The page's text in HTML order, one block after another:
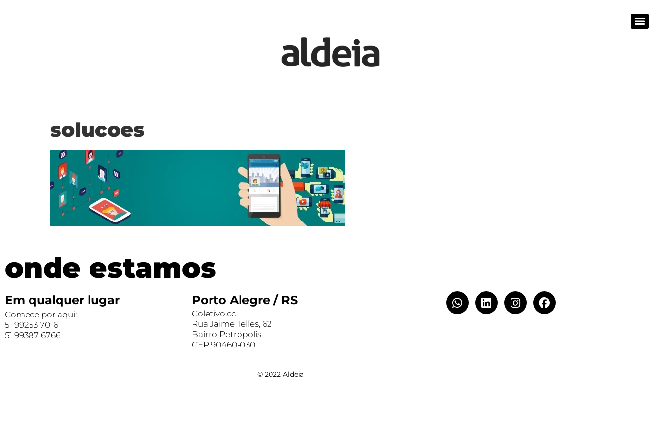
solucoes
onde estamos
Em qualquer lugar
Comece por aqui:
51 99253 7016
51 99387 6766
Porto Alegre / RS
Coletivo.cc
Rua Jaime Telles, 62
Bairro Petrópolis
CEP 90460-030
© 2022 Aldeia